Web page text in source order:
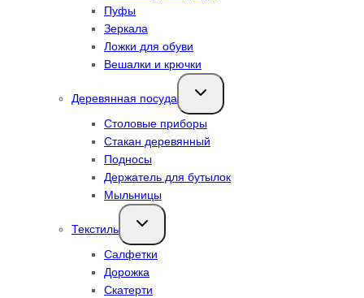
Пуфы
Зеркала
Ложки для обуви
Вешалки и крючки
Деревянная посуда
Переключить
дочернее
Столовые приборы
Стакан деревянный
Подносы
Держатель для бутылок
Мыльницы
Текстиль
Переключить
дочернее
Салфетки
Дорожка
Скатерти